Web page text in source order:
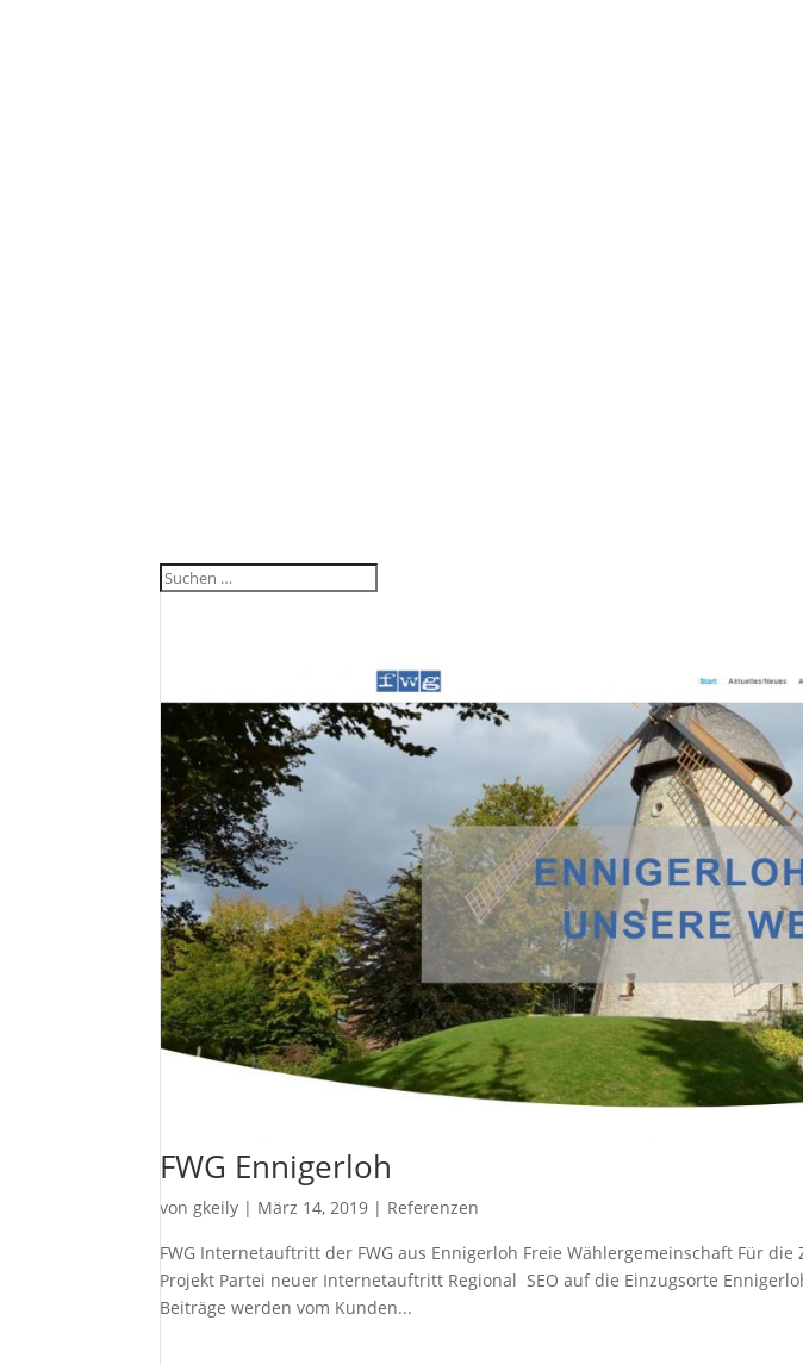
FWG Ennigerloh
vongkeily | März 14, 2019 | Referenzen
FWG Internetauftritt der FWG aus Ennigerloh Freie Wählergemeinschaft Für
Projekt Partei neuer Internetauftritt Regional SEO auf die Einzugsorte
Beiträge werden vom Kunden...